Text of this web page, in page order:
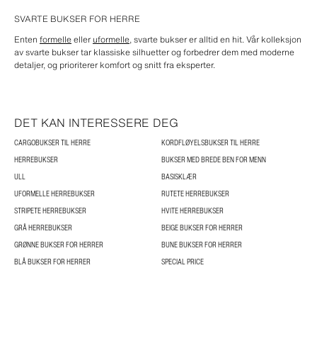
SVARTE BUKSER FOR HERRE
Enten formelleeller uformelle, svarte bukser er alltid en hit. Vår kolleksjon
av svarte bukser tar klassiske silhuetter og forbedrer dem med moderne
detaljer, og prioriterer komfort og snitt fra eksperter.
DET KAN INTERESSERE DEG
CARGOBUKSER TIL HERRE
KORDFLØYELSBUKSER TIL HERRE
HERREBUKSER
BUKSER MED BREDE BEN FOR MENN
ULL
BASISKLÆR
UFORMELLE HERREBUKSER
RUTETE HERREBUKSER
STRIPETE HERREBUKSER
HVITE HERREBUKSER
GRÅ HERREBUKSER
BEIGE BUKSER FOR HERRER
GRØNNE BUKSER FOR HERRER
BUNE BUKSER FOR HERRER
BLÅ BUKSER FOR HERRER
SPECIAL PRICE